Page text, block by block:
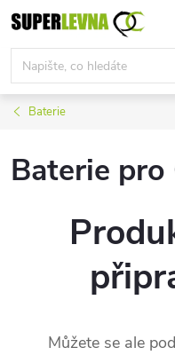
Přejít
na
obsah
Baterie
Baterie pro
Můžete se ale